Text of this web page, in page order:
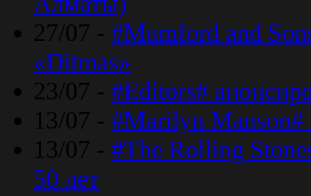
27/07 - #Mumford and
«Ditmas»
23/07 - #Editors#
13/07 - #Marilyn Manson#
13/07 - #The Rolling
50 лет